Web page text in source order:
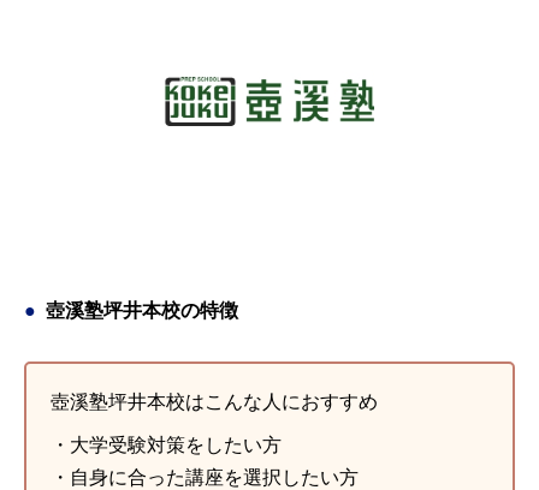
壺溪塾坪井本校の特徴
壺溪塾坪井本校はこんな人におすすめ
・大学受験対策をしたい方
・自身に合った講座を選択したい方